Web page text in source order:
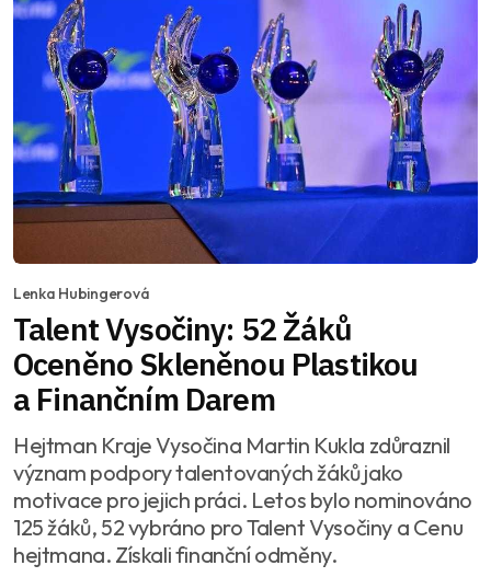
Lenka Hubingerová
Talent Vysočiny: 52 Žáků
Oceněno Skleněnou Plastikou
a Finančním Darem
Hejtman Kraje Vysočina Martin Kukla zdůraznil
význam podpory talentovaných žáků jako
motivace pro jejich práci. Letos bylo nominováno
125 žáků, 52 vybráno pro Talent Vysočiny a Cenu
hejtmana. Získali finanční odměny.